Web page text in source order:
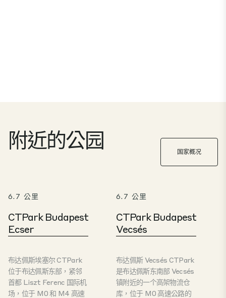
附近的公园 国家概况
6.7 公里
CTPark Budapest
Ecser
布达佩斯埃塞尔 CTPark
位于布达佩斯东部，紧邻
首都 Liszt Ferenc 国际机
场，位于 M0 和 M4 高速
6.7 公里
CTPark Budapest
Vecsés
布达佩斯 Vecsés CTPark
是布达佩斯东南部 Vecsés
镇附近的一个高架物流仓
库，位于 M0 高速公路的